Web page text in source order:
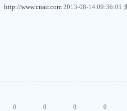
http://www.cnair.com 2013-08-14 09:36:01
0 0 0 0